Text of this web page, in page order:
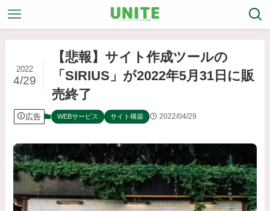
【悲報】サイト作成ツールの
「SIRIUS」が2022年5月31日に販
売終了
2022
4/29
広告 WEBサービス サイト構築 2022/04/29